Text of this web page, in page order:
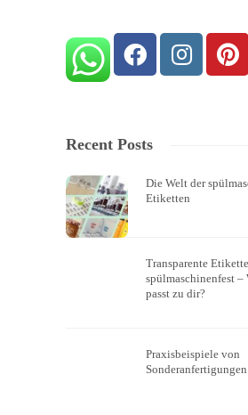
Recent Posts
Die Welt der
Etiketten
Transparente
spülmaschinenfest –
passt zu dir?
Praxisbeispiele von